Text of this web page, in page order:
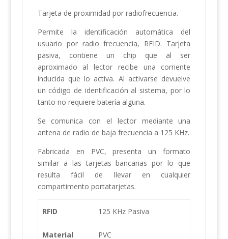
Tarjeta de proximidad por radiofrecuencia.
Permite la identificación automática del
usuario por radio frecuencia, RFID. Tarjeta
pasiva, contiene un chip que al ser
aproximado al lector recibe una corriente
inducida que lo activa. Al activarse devuelve
un código de identificación al sistema, por lo
tanto no requiere batería alguna.
Se comunica con el lector mediante una
antena de radio de baja frecuencia a 125 KHz.
Fabricada en PVC, presenta un formato
similar a las tarjetas bancarias por lo que
resulta fácil de llevar en cualquier
compartimento portatarjetas.
RFID 125 KHz Pasiva
Material PVC